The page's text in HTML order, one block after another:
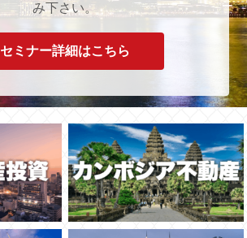
み下さい。
セミナー詳細はこちら